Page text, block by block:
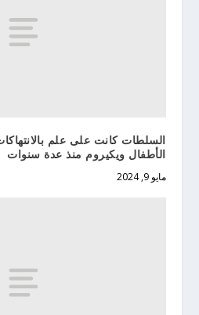
السلطات كانت على علم
الأطفال ويكيروم منذ عدة سنوات
مايو 9, 2024